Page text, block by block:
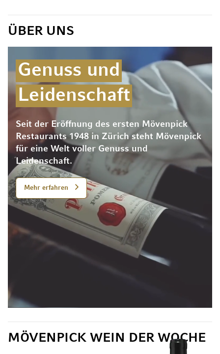
ÜBER UNS
Genuss und
Leidenschaft
Seit der Eröffnung des ersten Mövenpick
Restaurants 1948 in Zürich steht Mövenpick
für eine Welt voller Genuss und
Leidenschaft.
Mehr erfahren
MÖVENPICK WEIN DER WOCHE